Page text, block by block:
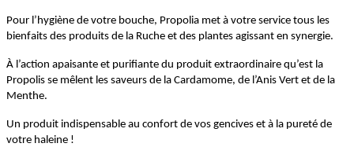
Pour l’hygiène de votre bouche, Propolia met à votre service tous les
bienfaits des produits de la Ruche et des plantes agissant en synergie.
À l’action apaisante et purifiante du produit extraordinaire qu’est la
Propolis se mêlent les saveurs de la Cardamome, de l’Anis Vert et de la
Menthe.
Un produit indispensable au confort de vos gencives et à la pureté de
votre haleine !